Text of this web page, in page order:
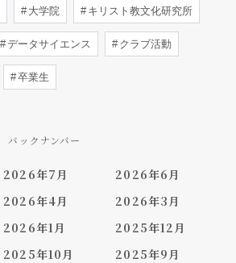
大学院 キリスト教文化研究所
データサイエンス クラブ活動
卒業生
バックナンバー
2026年7月
2026年6月
2026年4月
2026年3月
2026年1月
2025年12月
2025年10月
2025年9月